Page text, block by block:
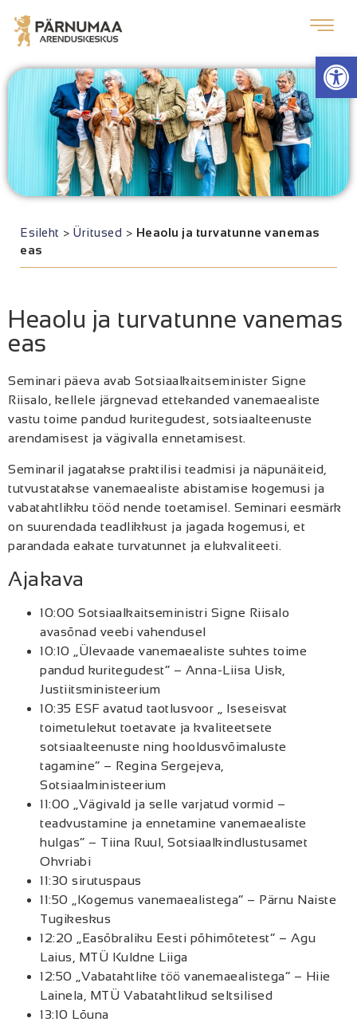
Esileht > Üritused > Heaolu ja turvatunne vanemas
eas
Heaolu ja turvatunne vanemas
eas
Seminari päeva avab Sotsiaalkaitseminister Signe
Riisalo, kellele järgnevad ettekanded vanemaealiste
vastu toime pandud kuritegudest, sotsiaalteenuste
arendamisest ja vägivalla ennetamisest.
Seminaril jagatakse praktilisi teadmisi ja näpunäiteid,
tutvustatakse vanemaealiste abistamise kogemusi ja
vabatahtlikku tööd nende toetamisel. Seminari eesmärk
on suurendada teadlikkust ja jagada kogemusi, et
parandada eakate turvatunnet ja elukvaliteeti.
Ajakava
10:00 Sotsiaalkaitseministri Signe Riisalo
avasõnad veebi vahendusel
10:10 „Ülevaade vanemaealiste suhtes toime
pandud kuritegudest“ – Anna-Liisa Uisk,
Justiitsministeerium
10:35 ESF avatud taotlusvoor „ Iseseisvat
toimetulekut toetavate ja kvaliteetsete
sotsiaalteenuste ning hooldusvõimaluste
tagamine“ – Regina Sergejeva,
Sotsiaalministeerium
11:00 „Vägivald ja selle varjatud vormid –
teadvustamine ja ennetamine vanemaealiste
hulgas“ – Tiina Ruul, Sotsiaalkindlustusamet
Ohvriabi
11:30 sirutuspaus
11:50 „Kogemus vanemaealistega“ – Pärnu Naiste
Tugikeskus
12:20 „Easõbraliku Eesti põhimõtetest“ – Agu
Laius, MTÜ Kuldne Liiga
12:50 „Vabatahtlike töö vanemaealistega“ – Hiie
Lainela, MTÜ Vabatahtlikud seltsilised
13:10 Lõuna